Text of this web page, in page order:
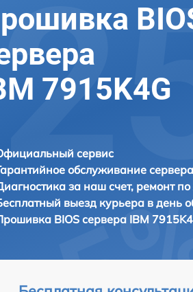
7915K4G
сервис
обслуживание
за наш счет, ремонт
выезд курьера в день
BIOS сервера IBM